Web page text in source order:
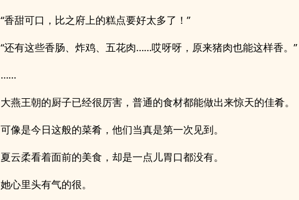
“香甜可口，比之府上的糕点要好太多了！”
“还有这些香肠、炸鸡、五花肉……哎呀呀，原来猪肉也能这样香。”
……
大燕王朝的厨子已经很厉害，普通的食材都能做出来惊天的佳肴。
可像是今日这般的菜肴，他们当真是第一次见到。
夏云柔看着面前的美食，却是一点儿胃口都没有。
她心里头有气的很。